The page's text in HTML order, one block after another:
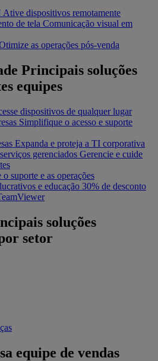
Ative dispositivos remotamente
de tela Comunicação visual em
as operações pós-venda
Principais soluções
equipes
dispositivos de qualquer lugar
Simplifique o acesso e suporte
Expanda e proteja a TI corporativa
gerenciados Gerencie e cuide
suporte e as operações
e educação 30% de desconto
soluções
setor
equipe de vendas